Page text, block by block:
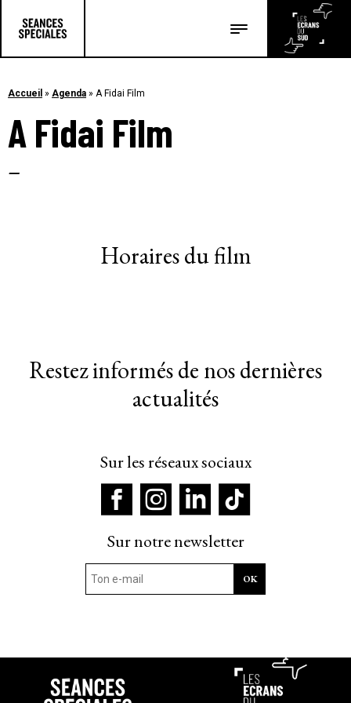
Les articles
Accueil » Agenda » A Fidai Film
A Fidai Film
–
Horaires du film
Restez informés de nos dernières
actualités
Sur les réseaux sociaux
Sur notre newsletter